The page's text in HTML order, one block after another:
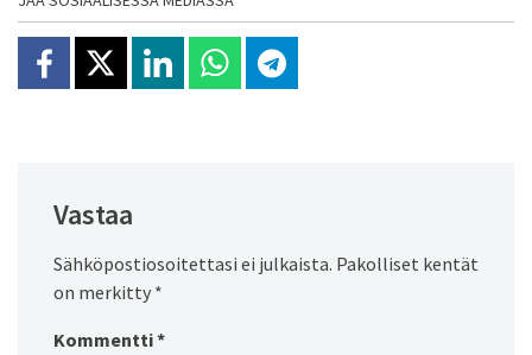
Jaa Facebookissa
Jaa X:ssäJaa Linkedinissä
Jaa Whatsappissa
Jaa Telegramissa
Vastaa
Sähköpostiosoitettasi ei julkaista. Pakolliset kentät
on merkitty *
Kommentti*